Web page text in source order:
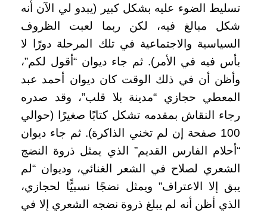
تسليط الضوء عليه بشكل كبير (يبدو لي الآن أنه
شكل مبالغ فيه، لكن ربما لعبت الظروف
السياسية والاجتماعية في تلك المرحلة دورًا لا
بأس فيه في الأمر). ثم جاء ديوان “أقول لكم”،
وأظن أن في ذلك الوقت كان ديوان أحمد عبد
المعطي حجازي “مدينة بلا قلب”، وقد صدره
رجاء النقاش بمقدمه تشكل كتابًا صغيرًا (حوالي
100 صفحة إن لم تخني الذاكرة). ثم جاء ديوان
“أحلام الفارس القديم” الذي يمثل ذروة النضج
الشعري لصلاح في الشعر الغنائي، وديوان “لم
يبق إلا الاعتراف” ويمثل نضجًا نسبيًّا لحجازي،
الذي أظن أنه لم يبلغ ذروة نضجه الشعري إلا في